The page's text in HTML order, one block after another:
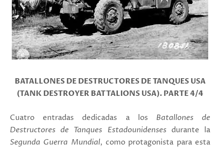
BATALLONES DE DESTRUCTORES DE TANQUES USA
(TANK DESTROYER BATTALIONS USA). PARTE 4/4
Cuatro entradas dedicadas a los Batallones de
Destructores de Tanques Estadounidensesdurante la
Segunda Guerra Mundial, como protagonista para esta